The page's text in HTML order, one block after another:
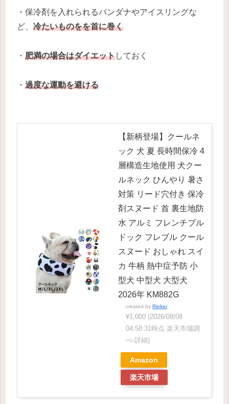
・保冷剤を入れられるバンダナやアイスリングな
ど、 冷たいものをを首に巻く
・ 肥満の場合はダイエットしておく
・ 過度な運動を避ける
【新柄登場】クールネ
ック 犬 夏 長時間保冷 4
層構造生地使用 犬クー
ルネック ひんやり 暑さ
対策 リード穴付き 保冷
剤スヌード 首 裏生地防
水 アルミ フレンチブル
ドック フレブル クール
スヌード おしゃれ スイ
カ 牛柄 熱中症予防 小
型犬 中型犬 大型犬
2026年 KM882G
created by Rinker
¥1,000 (2026/08/08
04:58:31時点 楽天市場調
べ-詳細)
Amazon
楽天市場